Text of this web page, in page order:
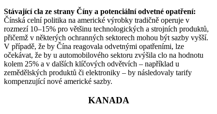
Stávající cla ze strany Číny a potenciální odvetné opatření:
Čínská celní politika na americké výrobky tradičně operuje v
rozmezí 10–15% pro většinu technologických a strojních produktů,
přičemž v některých ochranných sektorech mohou být sazby vyšší.
V případě, že by Čína reagovala odvetnými opatřeními, lze
očekávat, že by u automobilového sektoru zvýšila clo na hodnotu
kolem 25% a v dalších klíčových odvětvích – například u
zemědělských produktů či elektroniky – by následovaly tarify
kompenzující nové americké sazby.
KANADA